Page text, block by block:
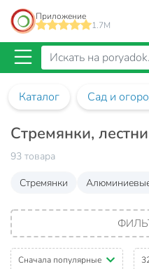
Приложение
1.7M
Каталог Сад и
Стремянки,
93 товара
Стремянки
Сначала популярные